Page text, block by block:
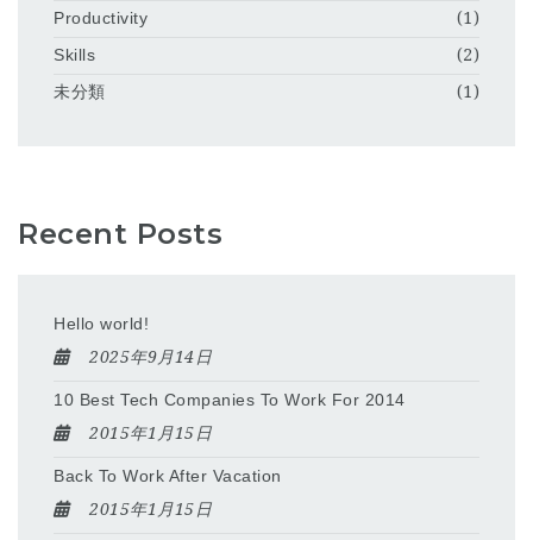
Productivity
(1)
Skills
(2)
未分類
(1)
Recent Posts
Hello world!
2025年9月14日
10 Best Tech Companies To Work For 2014
2015年1月15日
Back To Work After Vacation
2015年1月15日